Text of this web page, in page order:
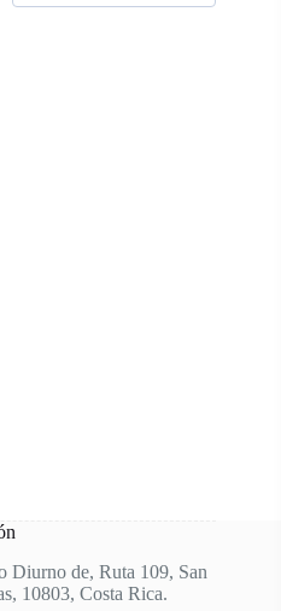
Diurno de, Ruta 109, San
10803, Costa Rica.